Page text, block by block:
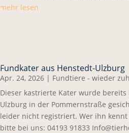
mehr lesen
Fundkater aus Henstedt-Ulzburg
Apr. 24, 2026 | Fundtiere - wieder
Dieser kastrierte Kater wurde
Ulzburg in der Pommernstraße
leider nicht registriert. Wer ihn
bitte bei uns: 04193 91833